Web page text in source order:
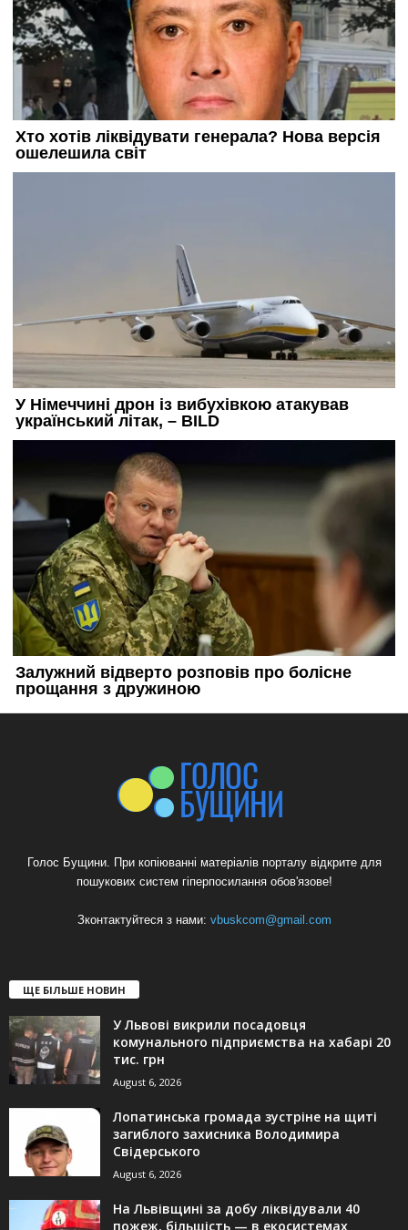
Голос Бущини. При копіюванні матеріалів порталу відкрите для
пошукових систем гіперпосилання обов'язове!
Зконтактуйтеся з нами: vbuskcom@gmail.com
ЩЕ БІЛЬШЕ НОВИН
У Львові викрили посадовця
комунального підприємства на хабарі 20
тис. грн
August 6, 2026
Лопатинська громада зустріне на щиті
загиблого захисника Володимира
Свідерського
August 6, 2026
На Львівщині за добу ліквідували 40
пожеж, більшість — в екосистемах